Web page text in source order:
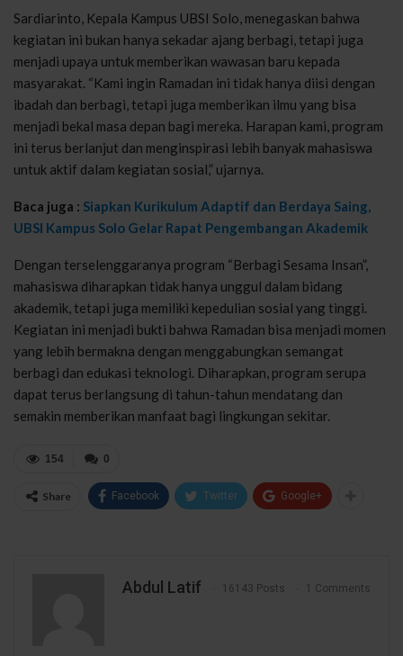
Sardiarinto, Kepala Kampus UBSI Solo, menegaskan bahwa
kegiatan ini bukan hanya sekadar ajang berbagi, tetapi juga
menjadi upaya untuk memberikan wawasan baru kepada
masyarakat. “Kami ingin Ramadan ini tidak hanya diisi dengan
ibadah dan berbagi, tetapi juga memberikan ilmu yang bisa
menjadi bekal masa depan bagi mereka. Harapan kami, program
ini terus berlanjut dan menginspirasi lebih banyak mahasiswa
untuk aktif dalam kegiatan sosial,” ujarnya.
Baca juga : Siapkan Kurikulum Adaptif dan Berdaya Saing,
UBSI Kampus Solo Gelar Rapat Pengembangan Akademik
Dengan terselenggaranya program “Berbagi Sesama Insan”,
mahasiswa diharapkan tidak hanya unggul dalam bidang
akademik, tetapi juga memiliki kepedulian sosial yang tinggi.
Kegiatan ini menjadi bukti bahwa Ramadan bisa menjadi momen
yang lebih bermakna dengan menggabungkan semangat
berbagi dan edukasi teknologi. Diharapkan, program serupa
dapat terus berlangsung di tahun-tahun mendatang dan
semakin memberikan manfaat bagi lingkungan sekitar.
0
154
Share Facebook Twitter Google+
Abdul Latif 16143 Posts 1 Comments